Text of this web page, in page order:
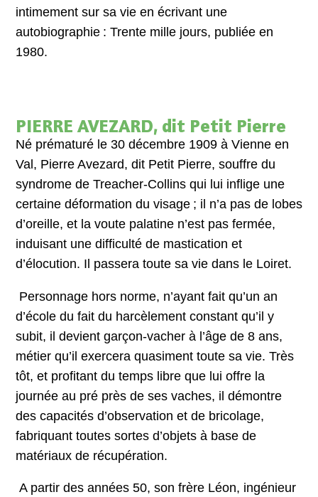
intimement sur sa vie en écrivant une
autobiographie : Trente mille jours, publiée en
1980.
PIERRE AVEZARD, dit Petit Pierre
Né prématuré le 30 décembre 1909 à Vienne en
Val, Pierre Avezard, dit Petit Pierre, souffre du
syndrome de Treacher-Collins qui lui inflige une
certaine déformation du visage ; il n’a pas de lobes
d’oreille, et la voute palatine n’est pas fermée,
induisant une difficulté de mastication et
d’élocution. Il passera toute sa vie dans le Loiret.
Personnage hors norme, n’ayant fait qu’un an
d’école du fait du harcèlement constant qu’il y
subit, il devient garçon-vacher à l’âge de 8 ans,
métier qu’il exercera quasiment toute sa vie. Très
tôt, et profitant du temps libre que lui offre la
journée au pré près de ses vaches, il démontre
des capacités d’observation et de bricolage,
fabriquant toutes sortes d’objets à base de
matériaux de récupération.
A partir des années 50, son frère Léon, ingénieur